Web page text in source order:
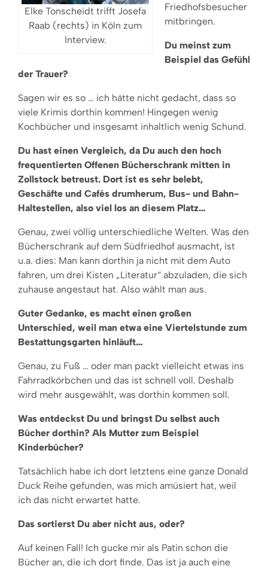
Elke Tonscheidt trifft Josefa
Raab (rechts) in Köln zum
Interview.
Friedhofsbesucher
mitbringen.
Du meinst zum
Beispiel das Gefühl
der Trauer?
Sagen wir es so … ich hätte nicht gedacht, dass so
viele Krimis dorthin kommen! Hingegen wenig
Kochbücher und insgesamt inhaltlich wenig Schund.
Du hast einen Vergleich, da Du auch den hoch
frequentierten Offenen Bücherschrank mitten in
Zollstock betreust. Dort ist es sehr belebt,
Geschäfte und Cafés drumherum, Bus- und Bahn-
Haltestellen, also viel los an diesem Platz…
Genau, zwei völlig unterschiedliche Welten. Was den
Bücherschrank auf dem Südfriedhof ausmacht, ist
u.a. dies: Man kann dorthin ja nicht mit dem Auto
fahren, um drei Kisten „Literatur“ abzuladen, die sich
zuhause angestaut hat. Also wählt man aus.
Guter Gedanke, es macht einen großen
Unterschied, weil man etwa eine Viertelstunde zum
Bestattungsgarten hinläuft…
Genau, zu Fuß … oder man packt vielleicht etwas ins
Fahrradkörbchen und das ist schnell voll. Deshalb
wird mehr ausgewählt, was dorthin kommen soll.
Was entdeckst Du und bringst Du selbst auch
Bücher dorthin? Als Mutter zum Beispiel
Kinderbücher?
Tatsächlich habe ich dort letztens eine ganze Donald
Duck Reihe gefunden, was mich amüsiert hat, weil
ich das nicht erwartet hatte.
Das sortierst Du aber nicht aus, oder?
Auf keinen Fall! Ich gucke mir als Patin schon die
Bücher an, die ich dort finde. Das ist ja auch eine